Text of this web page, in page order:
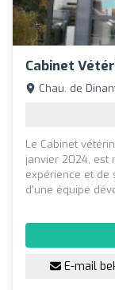
Cabinet
Chau. de
Le Cabinet
janvier 2024, est
expérience et de
d'une équipe
E-mail